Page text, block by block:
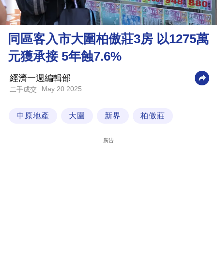
市
理
財
商
業
科
同區客入市大圍柏傲莊3房 以1275萬
元獲承接 5年蝕7.6%
經濟一週編輯部
二手成交 May 20 2025
中原地產 大圍 新界 柏傲莊
廣告